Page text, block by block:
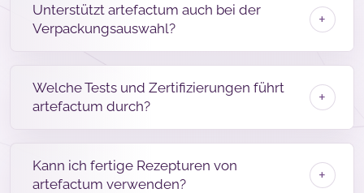
Unterstützt artefactum auch bei der
Verpackungsauswahl?
Welche Tests und Zertifizierungen führt
artefactum durch?
Kann ich fertige Rezepturen von
artefactum verwenden?